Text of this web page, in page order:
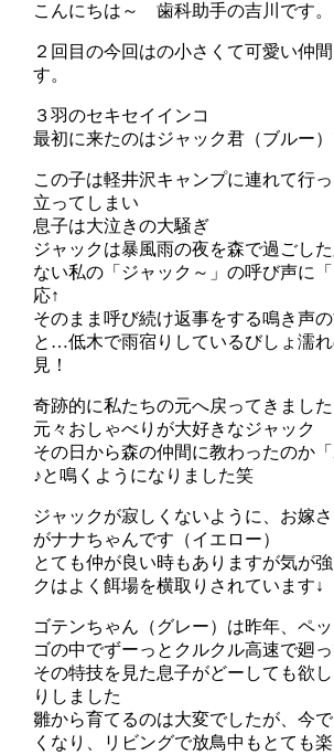
こんにちは～ 歯科助手の吉川です。
２回目の今回はの小さくて可愛い仲
す。
３羽のセキセイインコ
最初に来たのはジャック君（ブルー
この子は軽井沢キャンプに連れて行
立ってしまい
息子は大泣きの大騒ぎ
ジャックは暴風雨の夜を森で過ごし
ない私の「ジャック～」の呼び声に
応↑
そのまま呼び続け返事をする鳴き声
と…低木で雨宿りしているびしょ濡
見！
奇跡的に私たちの元へ戻ってきました
元々おしゃべりが大好きなジャック
その日から森の仲間に教わったのか「
♪と鳴くようになりました笑
ジャックが寂しくないように、お嫁
がナナちゃんです（イエロー）
とても仲が良い時もありますが気が
クはよく餌場を横取りされています↓
ゴテンちゃん（グレー）は昨年、ペ
ゴの中でずーっとクルクル高速で廻
その特技を見た息子がどーしても欲
りしました
雛から育てるのは大変でしたが、今
くなり、リビングで放鳥中もとても